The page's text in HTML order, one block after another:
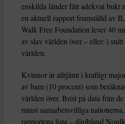
enskilda länder fått adekvat bukt
en aktuell rapport framställd av
Walk Free Foundation lever 40
av slav världen över – eller: i
världen.
Kvinnor är alltjämt i kraftigt
av barn (10 procent) som
världen över. Brist på data från
minst samarbetsvilliga
rapportens lista – däribland